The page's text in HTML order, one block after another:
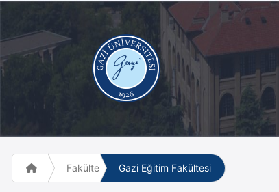
Fakülte ve Meslek Yüksek Okulları
Gazi Eğitim Fakültesi